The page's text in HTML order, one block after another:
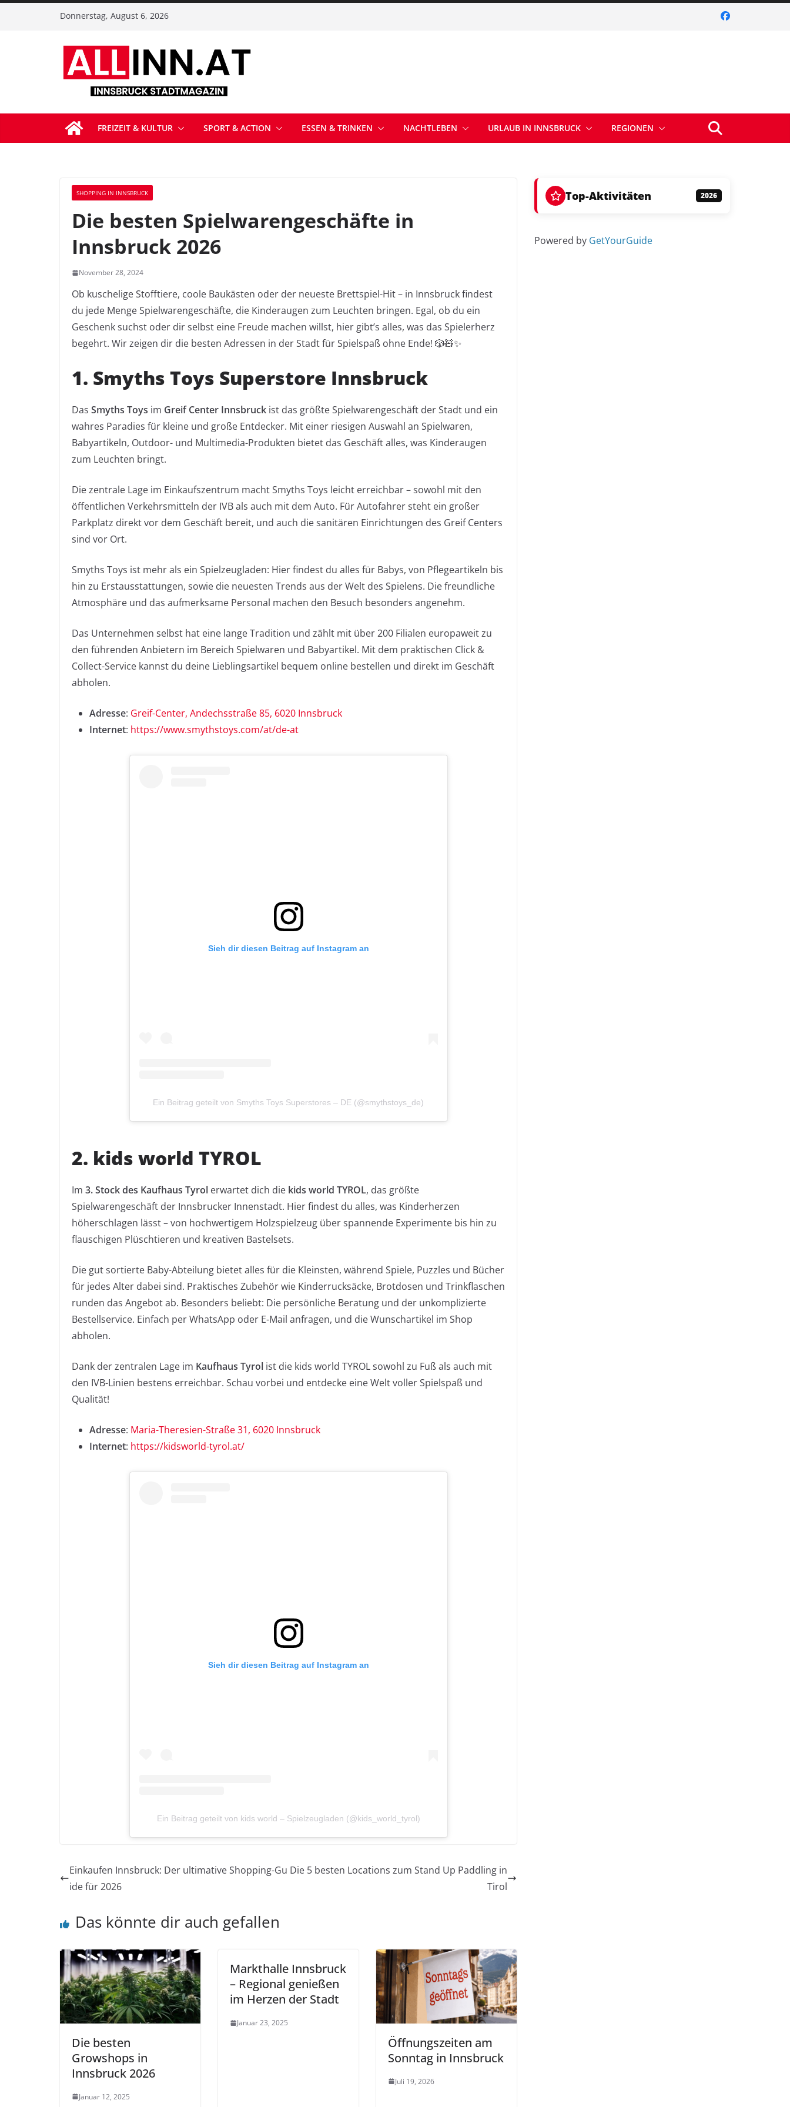
Donnerstag, August 6, 2026
FREIZEIT & KULTUR SPORT & ACTION ESSEN & TRINKEN NACHTLEBEN URLAUB IN INNSBRUCK REGIONEN
SHOPPING IN INNSBRUCK
Die besten Spielwarengeschäfte in
Innsbruck 2026
November 28, 2024
Ob kuschelige Stofftiere, coole Baukästen oder der neueste Brettspiel-Hit – in Innsbruck findest
du jede Menge Spielwarengeschäfte, die Kinderaugen zum Leuchten bringen. Egal, ob du ein
Geschenk suchst oder dir selbst eine Freude machen willst, hier gibt’s alles, was das Spielerherz
begehrt. Wir zeigen dir die besten Adressen in der Stadt für Spielspaß ohne Ende! 🎲🧸✨
1. Smyths Toys Superstore Innsbruck
Das Smyths Toys im Greif Center Innsbruck ist das größte Spielwarengeschäft der Stadt und ein
wahres Paradies für kleine und große Entdecker. Mit einer riesigen Auswahl an Spielwaren,
Babyartikeln, Outdoor- und Multimedia-Produkten bietet das Geschäft alles, was Kinderaugen
zum Leuchten bringt.
Die zentrale Lage im Einkaufszentrum macht Smyths Toys leicht erreichbar – sowohl mit den
öffentlichen Verkehrsmitteln der IVB als auch mit dem Auto. Für Autofahrer steht ein großer
Parkplatz direkt vor dem Geschäft bereit, und auch die sanitären Einrichtungen des Greif Centers
sind vor Ort.
Smyths Toys ist mehr als ein Spielzeugladen: Hier findest du alles für Babys, von Pflegeartikeln bis
hin zu Erstausstattungen, sowie die neuesten Trends aus der Welt des Spielens. Die freundliche
Atmosphäre und das aufmerksame Personal machen den Besuch besonders angenehm.
Das Unternehmen selbst hat eine lange Tradition und zählt mit über 200 Filialen europaweit zu
den führenden Anbietern im Bereich Spielwaren und Babyartikel. Mit dem praktischen Click &
Collect-Service kannst du deine Lieblingsartikel bequem online bestellen und direkt im Geschäft
abholen.
Adresse: Greif-Center, Andechsstraße 85, 6020 Innsbruck
Internet: https://www.smythstoys.com/at/de-at
Sieh dir diesen Beitrag auf Instagram an
Ein Beitrag geteilt von Smyths Toys Superstores – DE (@smythstoys_de)
2. kids world TYROL
Im 3. Stock des Kaufhaus Tyrol erwartet dich die kids world TYROL, das größte
Spielwarengeschäft der Innsbrucker Innenstadt. Hier findest du alles, was Kinderherzen
höherschlagen lässt – von hochwertigem Holzspielzeug über spannende Experimente bis hin zu
flauschigen Plüschtieren und kreativen Bastelsets.
Die gut sortierte Baby-Abteilung bietet alles für die Kleinsten, während Spiele, Puzzles und Bücher
für jedes Alter dabei sind. Praktisches Zubehör wie Kinderrucksäcke, Brotdosen und Trinkflaschen
runden das Angebot ab. Besonders beliebt: Die persönliche Beratung und der unkomplizierte
Bestellservice. Einfach per WhatsApp oder E-Mail anfragen, und die Wunschartikel im Shop
abholen.
Dank der zentralen Lage im Kaufhaus Tyrol ist die kids world TYROL sowohl zu Fuß als auch mit
den IVB-Linien bestens erreichbar. Schau vorbei und entdecke eine Welt voller Spielspaß und
Qualität!
Adresse: Maria-Theresien-Straße 31, 6020 Innsbruck
Internet: https://kidsworld-tyrol.at/
Sieh dir diesen Beitrag auf Instagram an
Ein Beitrag geteilt von kids world – Spielzeugladen (@kids_world_tyrol)
Einkaufen Innsbruck: Der ultimative Shopping-Gu
ide für 2026
Die 5 besten Locations zum Stand Up Paddling in
Tirol
Das könnte dir auch gefallen
Die besten
Growshops in
Innsbruck 2026
Januar 12, 2025
Markthalle Innsbruck
– Regional genießen
im Herzen der Stadt
Januar 23, 2025
Öffnungszeiten am
Sonntag in Innsbruck
Juli 19, 2026
Top-Aktivitäten 2026
Powered by GetYourGuide